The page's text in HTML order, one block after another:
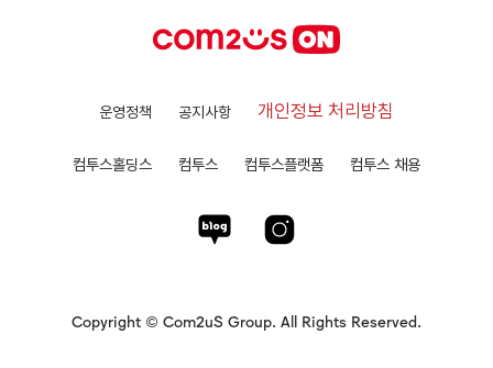
운영정책 공지사항 개인정보 처리방침
컴투스홀딩스 컴투스 컴투스플랫폼 컴투스 채용
Copyright © Com2uS Group. All Rights Reserved.